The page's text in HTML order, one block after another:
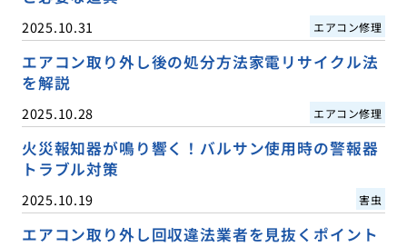
2025.10.31 エアコン修理
エアコン取り外し後の処分方法家電リサイクル法
を解説
2025.10.28 エアコン修理
火災報知器が鳴り響く！バルサン使用時の警報器
トラブル対策
2025.10.19 害虫
エアコン取り外し回収違法業者を見抜くポイント